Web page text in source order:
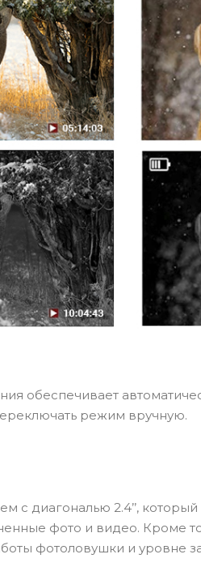
обеспечивает
режим вручную.
диагональю 2.4’’, который
фото и видео. Кроме
фотоловушки и уровне